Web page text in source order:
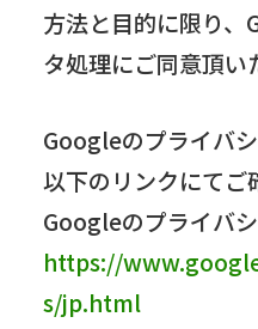
方法と目的に限り
タ処理にご同意頂い
Googleのプライバ
以下のリンクにてご
Googleのプライバ
https://
s/jp.html